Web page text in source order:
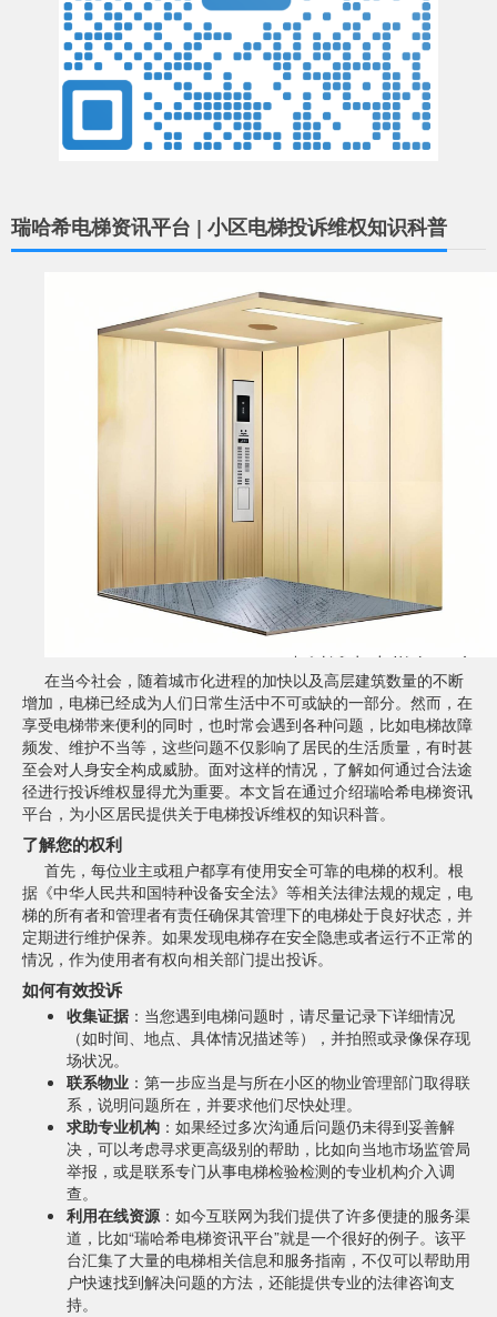
瑞哈希电梯资讯平台 | 小区电梯投诉维权知识科普
在当今社会，随着城市化进程的加快以及高层建筑数量的不断
增加，电梯已经成为人们日常生活中不可或缺的一部分。然而，在
享受电梯带来便利的同时，也时常会遇到各种问题，比如电梯故障
频发、维护不当等，这些问题不仅影响了居民的生活质量，有时甚
至会对人身安全构成威胁。面对这样的情况，了解如何通过合法途
径进行投诉维权显得尤为重要。本文旨在通过介绍瑞哈希电梯资讯
平台，为小区居民提供关于电梯投诉维权的知识科普。
了解您的权利
首先，每位业主或租户都享有使用安全可靠的电梯的权利。根
据《中华人民共和国特种设备安全法》等相关法律法规的规定，电
梯的所有者和管理者有责任确保其管理下的电梯处于良好状态，并
定期进行维护保养。如果发现电梯存在安全隐患或者运行不正常的
情况，作为使用者有权向相关部门提出投诉。
如何有效投诉
收集证据 ：当您遇到电梯问题时，请尽量记录下详细情况
（如时间、地点、具体情况描述等），并拍照或录像保存现
场状况。
联系物业 ：第一步应当是与所在小区的物业管理部门取得联
系，说明问题所在，并要求他们尽快处理。
求助专业机构 ：如果经过多次沟通后问题仍未得到妥善解
决，可以考虑寻求更高级别的帮助，比如向当地市场监管局
举报，或是联系专门从事电梯检验检测的专业机构介入调
查。
利用在线资源：如今互联网为我们提供了许多便捷的服务渠
道，比如“瑞哈希电梯资讯平台”就是一个很好的例子。该平
台汇集了大量的电梯相关信息和服务指南，不仅可以帮助用
户快速找到解决问题的方法，还能提供专业的法律咨询支
持。